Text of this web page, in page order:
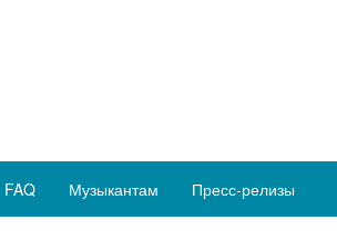
FAQ Музыкантам Пресс-релизы